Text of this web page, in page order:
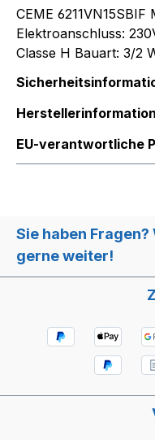
CEME
Elektroanschluss:
Classe H Bauart: 3/2
EU-verantwortliche
Sie haben
gerne weiter!